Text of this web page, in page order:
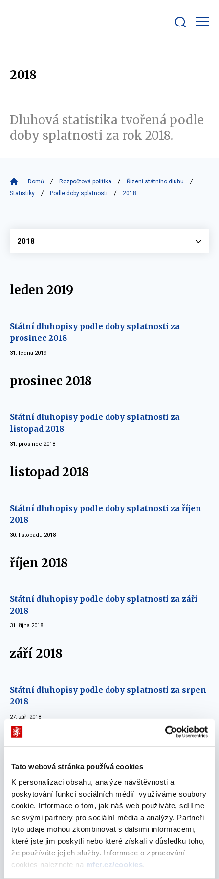
Tato webová stránka používá cookies
K personalizaci obsahu, analýze návštěvnosti a
poskytování funkcí sociálních médií využíváme soubory
cookie. Informace o tom, jak náš web používáte, sdílíme
se svými partnery pro sociální média a analýzy. Partneři
tyto údaje mohou zkombinovat s dalšími informacemi,
které jste jim poskytli nebo které získali v důsledku toho,
že používáte jejich služby. Informace o zpracování
cookies naleznete na mfcr.cz/cookies
bar
2018
Dluhová statistika tvořená podle
doby splatnosti za rok 2018.
Domů Rozpočtová politika
Řízení státního dluhu
Statistiky
Podle doby splatnosti 2018
Vyberte
2018
leden 2019
Státní dluhopisy podle doby splatnosti za
prosinec 2018
31. ledna 2019
prosinec 2018
Státní dluhopisy podle doby splatnosti za
listopad 2018
31. prosince 2018
listopad 2018
Státní dluhopisy podle doby splatnosti za říjen
2018
30. listopadu 2018
říjen 2018
Státní dluhopisy podle doby splatnosti za září
2018
31. října 2018
září 2018
Státní dluhopisy podle doby splatnosti za srpen
2018
27. září 2018
srpen 2018
Státní dluhopisy podle doby splatnosti za
červenec 2018
31. srpna 2018
červenec 2018